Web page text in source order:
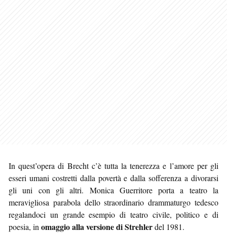
In quest’opera di Brecht c’è tutta la tenerezza e l’amore per gli
esseri umani costretti dalla povertà e dalla sofferenza a divorarsi
gli uni con gli altri. Monica Guerritore porta a teatro la
meravigliosa parabola dello straordinario drammaturgo tedesco
regalandoci un grande esempio di teatro civile, politico e di
poesia, in omaggio alla versione di Strehlerdel 1981.